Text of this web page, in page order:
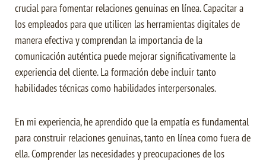
crucial para fomentar relaciones genuinas en línea. Capacitar a
los empleados para que utilicen las herramientas digitales de
manera efectiva y comprendan la importancia de la
comunicación auténtica puede mejorar significativamente la
experiencia del cliente. La formación debe incluir tanto
habilidades técnicas como habilidades interpersonales.
En mi experiencia, he aprendido que la empatía es fundamental
para construir relaciones genuinas, tanto en línea como fuera de
ella. Comprender las necesidades y preocupaciones de los